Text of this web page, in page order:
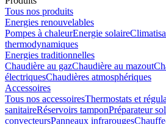
Tous nos produits
Energies renouvelables
Pompes à chaleurEnergie solaire
thermodynamiques
Energies traditionnelles
Chaudière au gazChaudière au mazout
électriquesChaudières atmosphériques
Accessoires
Tous nos accessoiresThermostats et
sanitaireRéservoirs tamponPréparateur
convecteursPanneaux infrarouges